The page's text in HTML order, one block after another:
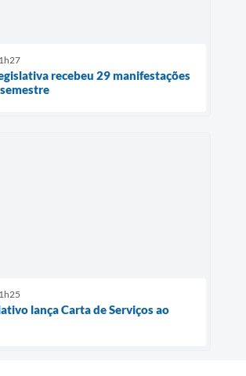
recebeu 29 manifestações
lança Carta de Serviços ao